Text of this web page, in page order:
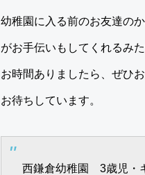
幼稚園に入る前のお友達の
がお手伝いもしてくれるみた
お時間ありましたら、ぜひ
お待ちしています。
西鎌倉幼稚園 3歳児・